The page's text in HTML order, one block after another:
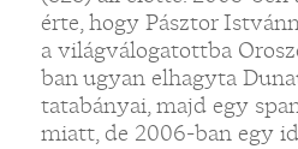
érte, hogy Pásztor
a világválogatottba
ban ugyan elhagyta
tatabányai, majd egy
miatt, de 2006-ban egy